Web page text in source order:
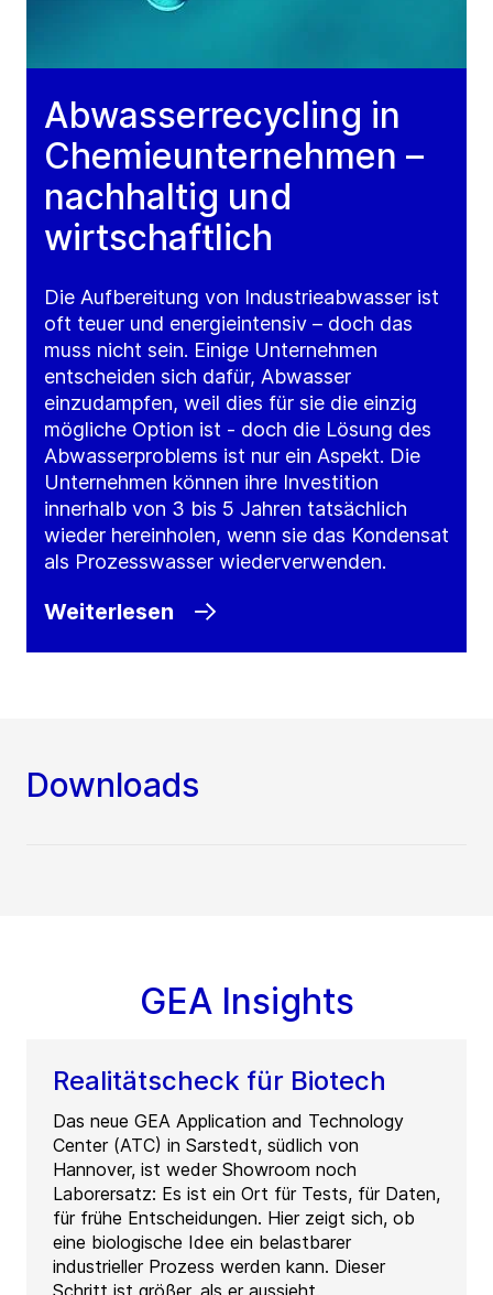
Abwasserrecycling in
Chemieunternehmen –
nachhaltig und
wirtschaftlich
Die Aufbereitung von Industrieabwasser ist
oft teuer und energieintensiv – doch das
muss nicht sein. Einige Unternehmen
entscheiden sich dafür, Abwasser
einzudampfen, weil dies für sie die einzig
mögliche Option ist - doch die Lösung des
Abwasserproblems ist nur ein Aspekt. Die
Unternehmen können ihre Investition
innerhalb von 3 bis 5 Jahren tatsächlich
wieder hereinholen, wenn sie das Kondensat
als Prozesswasser wiederverwenden.
Weiterlesen
Downloads
GEA Insights
Realitätscheck für Biotech
Das neue GEA Application and Technology
Center (ATC) in Sarstedt, südlich von
Hannover, ist weder Showroom noch
Laborersatz: Es ist ein Ort für Tests, für Daten,
für frühe Entscheidungen. Hier zeigt sich, ob
eine biologische Idee ein belastbarer
industrieller Prozess werden kann. Dieser